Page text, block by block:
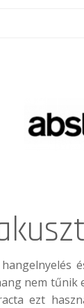
nem
ezt